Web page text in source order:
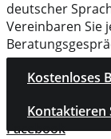
deutscher
Vereinbaren Sie
Kostenloses
Kontaktieren
Facebook